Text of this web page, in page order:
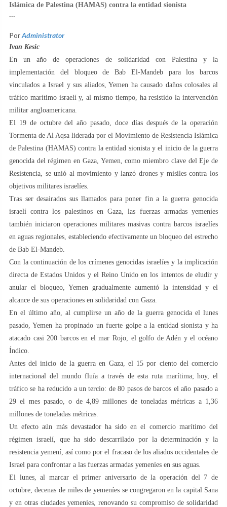
Islámica de Palestina (HAMAS) contra la entidad sionista
...
PorAdministrator
Ivan Kesic
En un año de operaciones de solidaridad con Palestina y la
implementación del bloqueo de Bab El-Mandeb para los barcos
vinculados a Israel y sus aliados, Yemen ha causado daños colosales al
tráfico marítimo israelí y, al mismo tiempo, ha resistido la intervención
militar angloamericana.
El 19 de octubre del año pasado, doce días después de la operación
Tormenta de Al Aqsa liderada por el Movimiento de Resistencia Islámica
de Palestina (HAMAS) contra la entidad sionista y el inicio de la guerra
genocida del régimen en Gaza, Yemen, como miembro clave del Eje de
Resistencia, se unió al movimiento y lanzó drones y misiles contra los
objetivos militares israelíes.
Tras ser desairados sus llamados para poner fin a la guerra genocida
israelí contra los palestinos en Gaza, las fuerzas armadas yemeníes
también iniciaron operaciones militares masivas contra barcos israelíes
en aguas regionales, estableciendo efectivamente un bloqueo del estrecho
de Bab El-Mandeb.
Con la continuación de los crímenes genocidas israelíes y la implicación
directa de Estados Unidos y el Reino Unido en los intentos de eludir y
anular el bloqueo, Yemen gradualmente aumentó la intensidad y el
alcance de sus operaciones en solidaridad con Gaza.
En el último año, al cumplirse un año de la guerra genocida el lunes
pasado, Yemen ha propinado un fuerte golpe a la entidad sionista y ha
atacado casi 200 barcos en el mar Rojo, el golfo de Adén y el océano
Índico.
Antes del inicio de la guerra en Gaza, el 15 por ciento del comercio
internacional del mundo fluía a través de esta ruta marítima; hoy, el
tráfico se ha reducido a un tercio: de 80 pasos de barcos el año pasado a
29 el mes pasado, o de 4,89 millones de toneladas métricas a 1,36
millones de toneladas métricas.
Un efecto aún más devastador ha sido en el comercio marítimo del
régimen israelí, que ha sido descarrilado por la determinación y la
resistencia yemení, así como por el fracaso de los aliados occidentales de
Israel para confrontar a las fuerzas armadas yemeníes en sus aguas.
El lunes, al marcar el primer aniversario de la operación del 7 de
octubre, decenas de miles de yemeníes se congregaron en la capital Sana
y en otras ciudades yemeníes, renovando su compromiso de solidaridad